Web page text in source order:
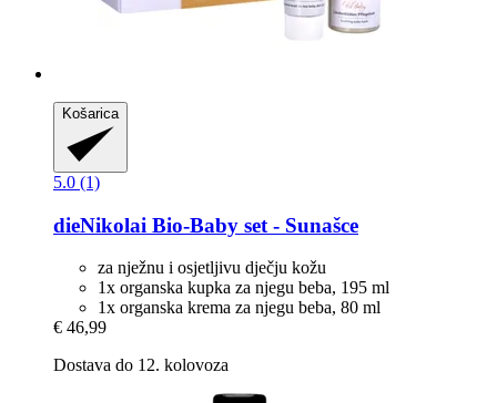
Košarica
5.0 (1)
dieNikolai Bio-​Baby set -​ Sunašce
za nježnu i osjetljivu dječju kožu
1x organska kupka za njegu beba, 195 ml
1x organska krema za njegu beba, 80 ml
€ 46,99
Dostava do 12. kolovoza